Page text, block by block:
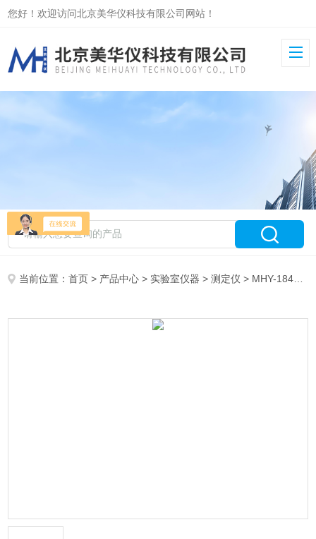
您好！欢迎访问北京美华仪科技有限公司网站！
当前位置：首页 > 产品中心 > 实验室仪器 >测定仪 > MHY-18484数显式角强度测定仪